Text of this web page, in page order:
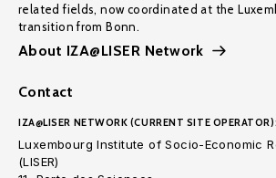
related fields, now coordinated at the
transition from Bonn.
About IZA@LISER Network
Contact
IZA@LISER NETWORK (CURRENT SITE
Luxembourg Institute of Socio-Economic
(LISER)